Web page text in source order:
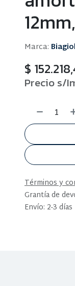
Marca:
$
Precio s/
Términos y
Grantía de
Envío: 2-3